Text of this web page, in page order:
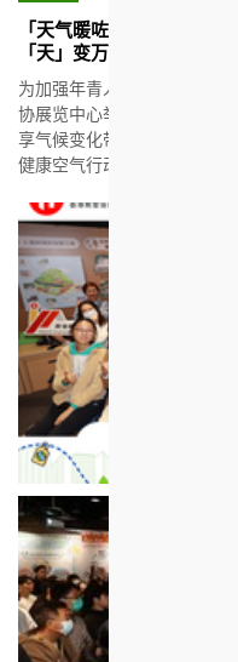
动
「天气暖咗 雨水多咗 有乜
「天」变万化专家分享
为加强年青人的环保意识，
协展览中心举办的「天气暖
享气候变化带来的影响，以
健康空气行动则透过生活例